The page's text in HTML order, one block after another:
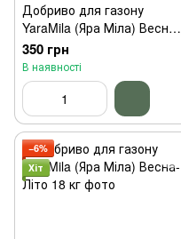
Добриво для газону
YaraMila (Яра Міла) Весна-
Літо 1 кг
350 грн
В наявності
−6%
Хіт